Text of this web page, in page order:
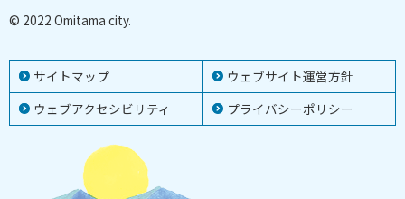
サイトマップ
ウェブサイト運営方針
ウェブアクセシビリティ
プライバシーポリシー
© 2022 Omitama city.